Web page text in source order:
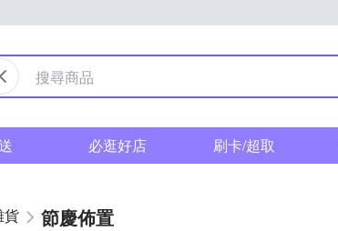
必逛好店 刷卡/超取
貨 節慶佈置